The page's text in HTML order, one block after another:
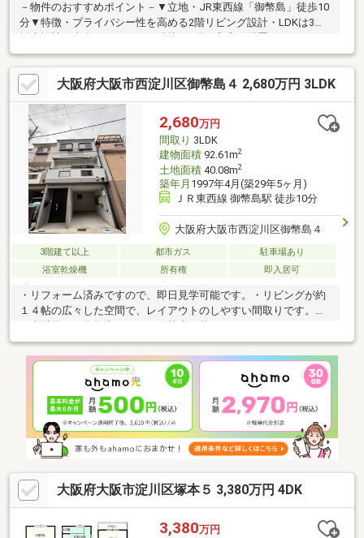
－物件のおすすめポイント－▼立地・JR東西線「御幣島」徒歩10
分▼特徴・プライバシー性を高める2階リビング設計・LDKは3面
箇所・即引渡し可能(残金精算後)▼2026年1月室内リフォーム済
【交換】キッチン、UB、洗面化粧台、トイレ、建具一部 等【貼
替】クロス全面、フロアタイル、襖、障子 等▼周辺環境・スーパ
ーマルハチみてじま店 徒歩6分(約450m)※建物構造:木造、鉄筋コ
ンクリート造■ ご希望の住まい探しをお手伝いします
━━━━━・・・物件の詳細・ご相談はお気軽にお問い合わせく
ださい。
大阪府大阪市西淀川区御幣島４ 2,680万円 3LDK
2,680万円
間取り 3LDK
建物面積92.61m2
土地面積40.08m2
築年月 1997年4月(築29年5ヶ月)
ＪＲ東西線 御幣島駅 徒歩10分
大阪府大阪市西淀川区御幣島４
3階建て以上 都市ガス
駐車場あり
浴室乾燥機
所有権 即入居可
・リフォーム済みですので、即日見学可能です。・リビングが約
１４帖の広々した空間で、レイアウトのしやすい間取りです。・
大阪府大阪市淀川区塚本５ 3,380万円 4DK
3,380万円